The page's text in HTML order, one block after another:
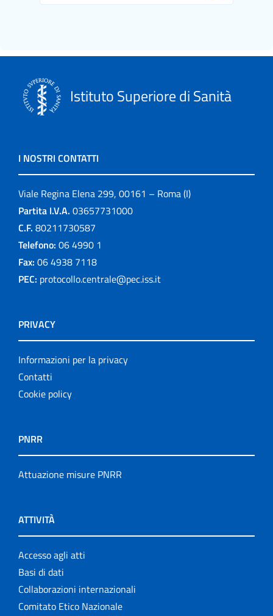
Istituto Superiore di Sanità
I NOSTRI CONTATTI
Viale Regina Elena 299, 00161 – Roma (I)
Partita I.V.A. 03657731000
C.F. 80211730587
Telefono: 06 4990 1
Fax: 06 4938 7118
PEC: protocollo.centrale@pec.iss.it
PRIVACY
Informazioni per la privacy
Contatti
Cookie policy
PNRR
Attuazione misure PNRR
ATTIVITÀ
Accesso agli atti
Basi di dati
Collaborazioni internazionali
Comitato Etico Nazionale